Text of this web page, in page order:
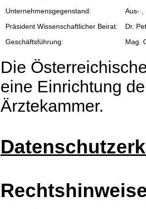
Unternehmensgegenstand:
Aus- ,
Präsident Wissenschaftlicher Beirat:
Dr.
Geschäftsführung:
Mag.
Die
eine Einrichtung
Ärztekammer.